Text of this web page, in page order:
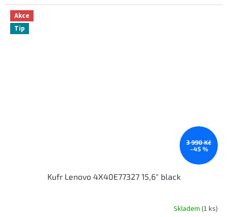
Akce
Tip
3 990 Kč
–45 %
Kufr Lenovo 4X40E77327 15,6" black
Skladem (1 ks)